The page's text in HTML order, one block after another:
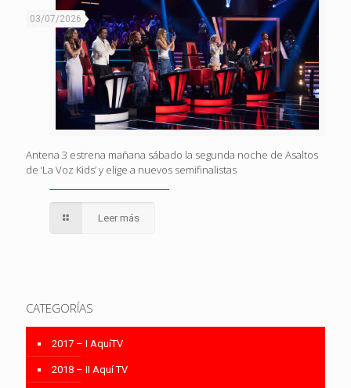
03/07/2026
Antena 3 estrena mañana sábado la segunda noche de Asaltos
de ‘La Voz Kids’ y elige a nuevos semifinalistas
Leer más
CATEGORÍAS
2017 – I AquíTV
2018 – II Aquí TV